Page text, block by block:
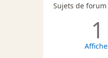
Sujets de forum
1